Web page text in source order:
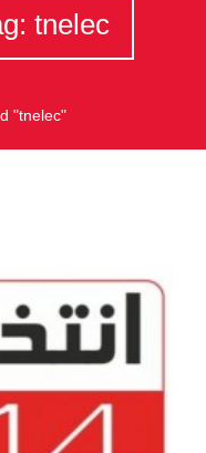
tnelec
"tnelec"